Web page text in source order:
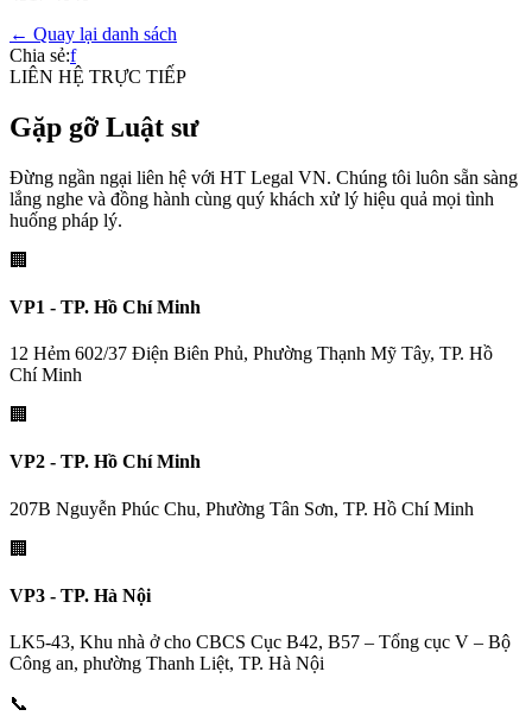
← Quay lại danh sách
Chia sẻ:f
LIÊN HỆ TRỰC TIẾP
Gặp gỡ Luật sư
Đừng ngần ngại liên hệ với HT Legal VN. Chúng tôi luôn sẵn sàng
lắng nghe và đồng hành cùng quý khách xử lý hiệu quả mọi tình
huống pháp lý.
🏢
VP1 - TP. Hồ Chí Minh
12 Hẻm 602/37 Điện Biên Phủ, Phường Thạnh Mỹ Tây, TP. Hồ
Chí Minh
🏢
VP2 - TP. Hồ Chí Minh
207B Nguyễn Phúc Chu, Phường Tân Sơn, TP. Hồ Chí Minh
🏢
VP3 - TP. Hà Nội
LK5-43, Khu nhà ở cho CBCS Cục B42, B57 – Tổng cục V – Bộ
Công an, phường Thanh Liệt, TP. Hà Nội
📞